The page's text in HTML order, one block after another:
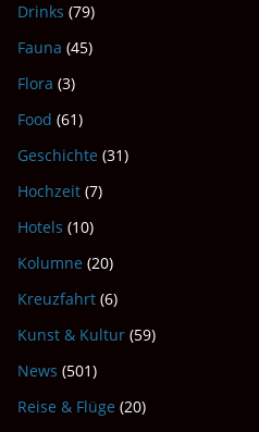
Drinks (79)
Fauna (45)
Flora (3)
Food (61)
Geschichte (31)
Hochzeit (7)
Hotels (10)
Kolumne (20)
Kreuzfahrt (6)
Kunst & Kultur (59)
News (501)
Reise & Flüge (20)